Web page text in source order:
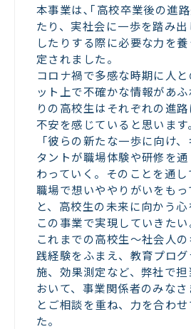
本事業は､｢高校卒業後の進
たり、実社会に一歩を踏み
したりする際に必要な力を
定されました。
コロナ禍で多感な時期に人
ット上で不確かな情報があ
りの高校生はそれぞれの進
不安を感じていると思います。
「彼らの新たな一歩に向け
タントが職場体験や研修を
わっていく。そのことを通
職場で想いややりがいをもっ
と、高校生の未来に向かう
この事業で実現していきたい
これまでの高校生〜社会人
践経験をふまえ、教育プロ
施、効果測定など、弊社で
おいて、事業関係者のみな
とご相談を重ね、力を合わ
た。